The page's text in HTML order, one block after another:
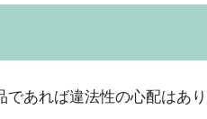
あれば違法性の心配はあり